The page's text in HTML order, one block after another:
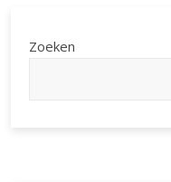
Zoeken